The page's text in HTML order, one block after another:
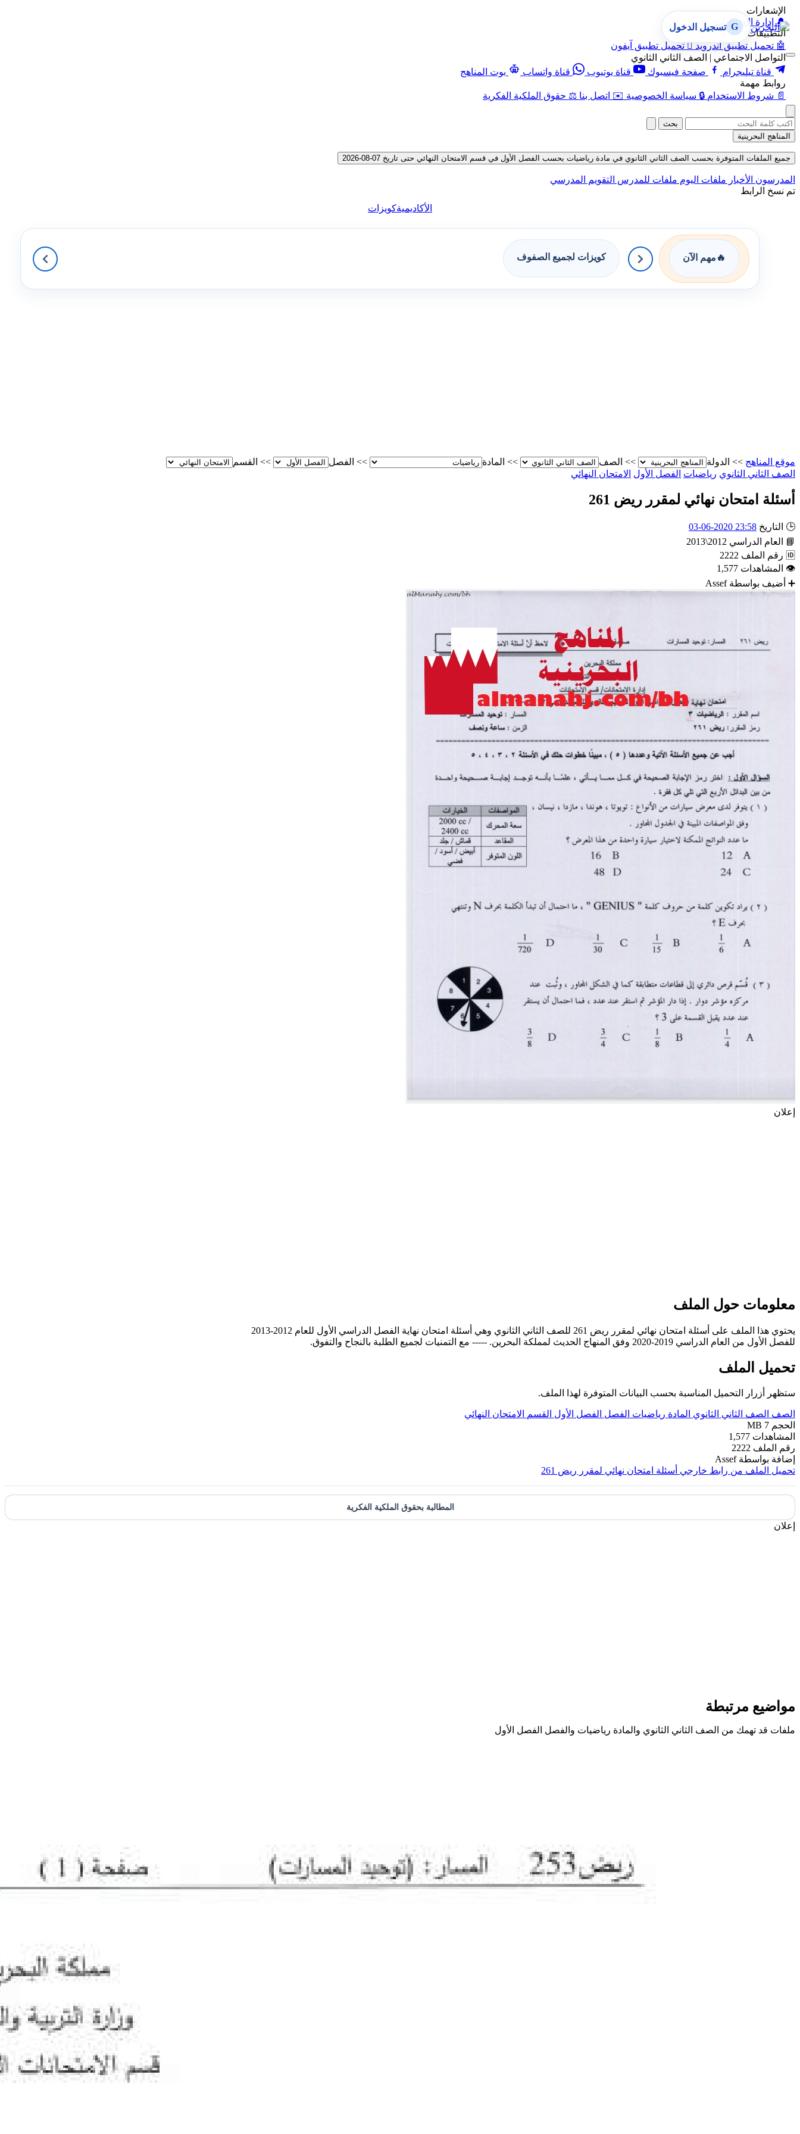
الإشعارات
🔔 إدارة الإشعارات
التطبيقات
🤖 تحميل تطبيق أندرويد  تحميل تطبيق آيفون
التواصل الاجتماعي | الصف الثاني الثانوي
قناة تيليجرام
صفحة فيسبوك قناة يوتيوب قناة واتساب
بوت المناهج
روابط مهمة
📄 شروط الاستخدام 🔒 سياسة الخصوصية ✉️ اتصل بنا ⚖️ حقوق الملكية الفكرية
G تسجيل الدخول
بحث
المناهج البحرينية
جميع الملفات المتوفرة بحسب الصف الثاني الثانوي في مادة رياضيات بحسب الفصل الأول في قسم الامتحان النهائي حتى تاريخ 07-08-2026
المدرسون الأخبار ملفات اليوم ملفات للمدرس التقويم المدرسي
تم نسخ الرابط
الأكاديميةكويزات
🔥 مهم الآن كويزات لجميع الصفوف
موقع المناهج >> الدولة >> الصف >> المادة >> الفصل >> القسم
الصف الثاني الثانوي رياضيات الفصل الأول الامتحان النهائي
أسئلة امتحان نهائي لمقرر ريض 261
🕒 التاريخ 23:58 2020-06-03
📘
العام الدراسي 2012\2013
🆔 رقم الملف 2222
👁 المشاهدات 1,577
➕ أضيف بواسطة Assef
إعلان
معلومات حول الملف
يحتوي هذا الملف على أسئلة امتحان نهائي لمقرر ريض 261 للصف الثاني الثانوي وهي أسئلة امتحان نهاية الفصل الدراسي الأول للعام 2012-2013
للفصل الأول من العام الدراسي 2019-2020 وفق المنهاج الحديث لمملكة البحرين. ----- مع التمنيات لجميع الطلبة بالنجاح والتفوق.
تحميل الملف
ستظهر أزرار التحميل المناسبة بحسب البيانات المتوفرة لهذا الملف.
الصف الصف الثاني الثانوي المادة رياضيات الفصل الفصل الأول القسم الامتحان النهائي
الحجم 7 MB
المشاهدات 1,577
رقم الملف 2222
إضافة بواسطة Assef
تحميل الملف من رابط خارجي أسئلة امتحان نهائي لمقرر ريض 261
المطالبة بحقوق الملكية الفكرية
إعلان
مواضيع مرتبطة
ملفات قد تهمك من الصف الثاني الثانوي والمادة رياضيات والفصل الفصل الأول